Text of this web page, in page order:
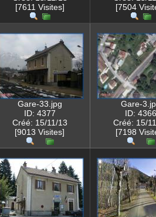
[7611 Visites]
[7504
Gare-33.jpg
ID: 4377
Créé: 15/11/13
[9013 Visites]
Gare-
ID: 4366
Créé: 15/
[7198